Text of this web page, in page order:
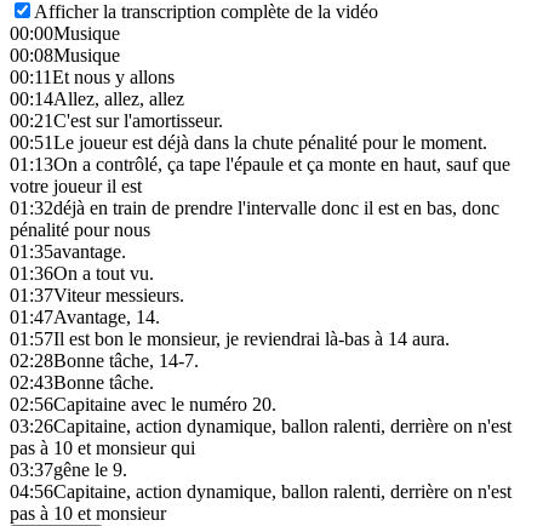
Afficher la transcription complète de la vidéo
00:00Musique
00:08Musique
00:11Et nous y allons
00:14Allez, allez, allez
00:21C'est sur l'amortisseur.
00:51Le joueur est déjà dans la chute pénalité pour le moment.
01:13On a contrôlé, ça tape l'épaule et ça monte en haut, sauf que
votre joueur il est
01:32déjà en train de prendre l'intervalle donc il est en bas, donc
pénalité pour nous
01:35avantage.
01:36On a tout vu.
01:37Viteur messieurs.
01:47Avantage, 14.
01:57Il est bon le monsieur, je reviendrai là-bas à 14 aura.
02:28Bonne tâche, 14-7.
02:43Bonne tâche.
02:56Capitaine avec le numéro 20.
03:26Capitaine, action dynamique, ballon ralenti, derrière on n'est
pas à 10 et monsieur qui
03:37gêne le 9.
04:56Capitaine, action dynamique, ballon ralenti, derrière on n'est
pas à 10 et monsieur